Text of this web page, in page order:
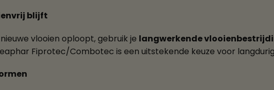
blijft
vlooien oploopt, gebruik je langwerkende
Fiprotec/Combotec is een uitstekende keuze voor